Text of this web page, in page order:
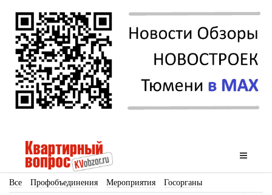
Все Профобъединения Мероприятия Госорганы